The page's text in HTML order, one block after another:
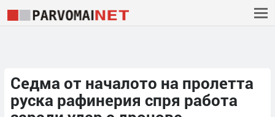
Седма от началото на пролетта
руска рафинерия спря работа